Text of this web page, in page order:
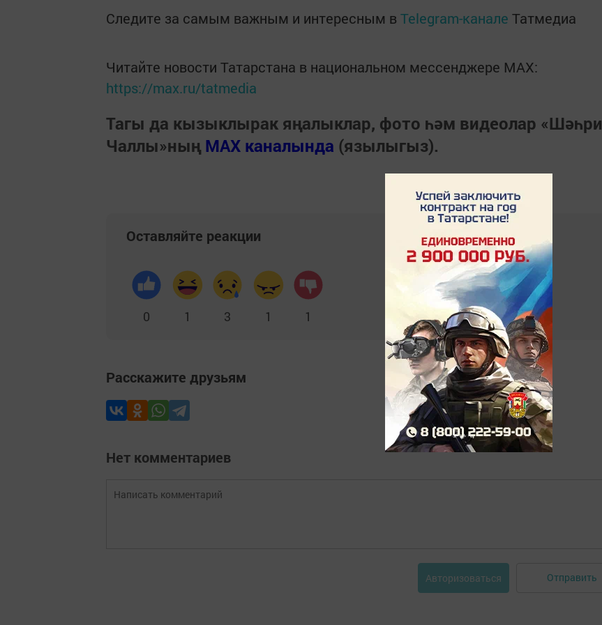
Следите за самым важным и интересным в Telegram-канале Татмедиа
Читайте новости Татарстана в национальном мессенджере MАХ:
https://max.ru/tatmedia
Тагы да кызыклырак яңалыклар, фото һәм видеолар «Шәһри
Чаллы»ның MAX каналында (язылыгыз).
Оставляйте реакции
0 1 3 1 1
Расскажите друзьям
Нет комментариев
Авторизоваться Отправить